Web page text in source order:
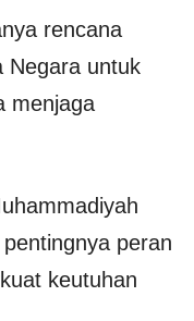
rencana
Negara untuk
menjaga
peran
keutuhan